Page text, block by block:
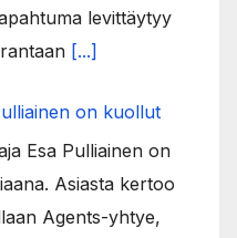
levittäytyy
[...]
on kuollut
Esa Pulliainen on
Asiasta kertoo
Agents-yhtye,